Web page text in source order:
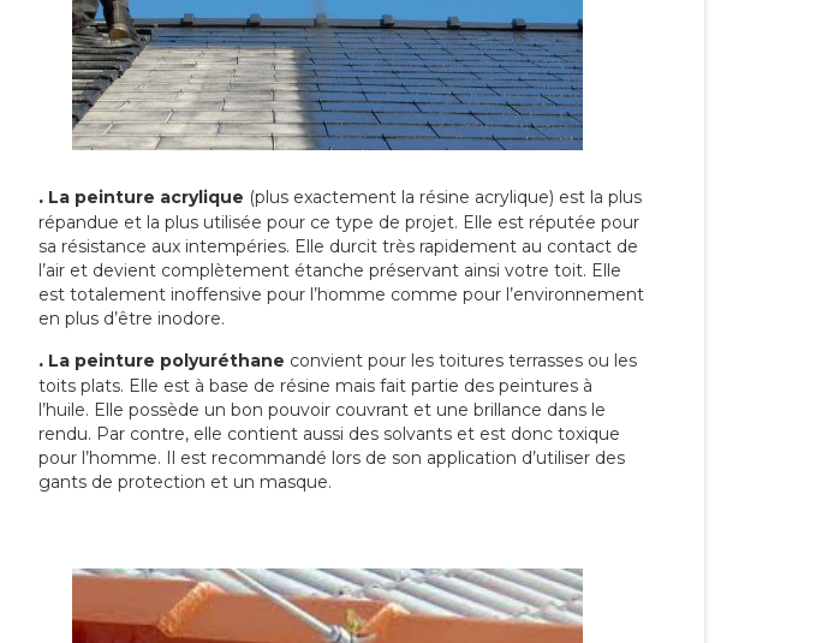
. La peinture acrylique (plus exactement la résine acrylique) est la plus
répandue et la plus utilisée pour ce type de projet. Elle est réputée pour
sa résistance aux intempéries. Elle durcit très rapidement au contact de
l’air et devient complètement étanche préservant ainsi votre toit. Elle
est totalement inoffensive pour l’homme comme pour l’environnement
en plus d’être inodore.
. La peinture polyuréthane convient pour les toitures terrasses ou les
toits plats. Elle est à base de résine mais fait partie des peintures à
l’huile. Elle possède un bon pouvoir couvrant et une brillance dans le
rendu. Par contre, elle contient aussi des solvants et est donc toxique
pour l’homme. Il est recommandé lors de son application d’utiliser des
gants de protection et un masque.